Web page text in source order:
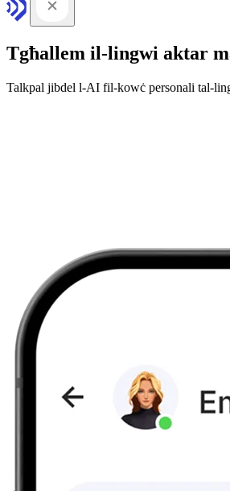
Tgħallem il-lingwi aktar
Talkpal jibdel l-AI fil-kowċ personali tal-